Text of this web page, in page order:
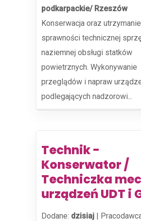
podkarpackie/ Rzeszów
Konserwacja oraz utrzymanie
sprawności technicznej
naziemnej obsługi statków
powietrznych. Wykonywanie
przeglądów i napraw
podlegających nadzorowi...
Technik -
Konserwator /
Techniczka
urządzeń UDT i
Dodane: dzisiaj |